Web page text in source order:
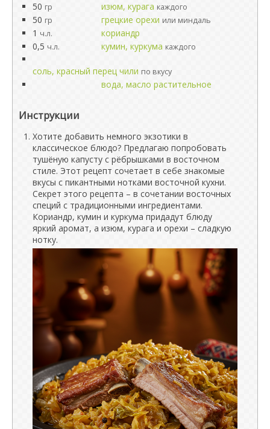
50 гр изюм, курага каждого
50 гр грецкие орехи или миндаль
1 ч.л.
кориандр
0,5 ч.л. кумин, куркума каждого
соль, красный перец чили по вкусу
вода, масло растительное
Инструкции
Хотите добавить немного экзотики в
классическое блюдо? Предлагаю попробовать
тушёную капусту с рёбрышками в восточном
стиле. Этот рецепт сочетает в себе знакомые
вкусы с пикантными нотками восточной кухни.
Секрет этого рецепта – в сочетании восточных
специй с традиционными ингредиентами.
Кориандр, кумин и куркума придадут блюду
яркий аромат, а изюм, курага и орехи – сладкую
нотку.